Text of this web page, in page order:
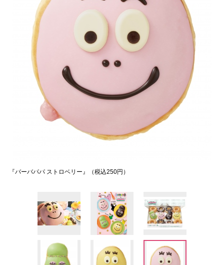
『バーバパパ ストロベリー』（税込250円）